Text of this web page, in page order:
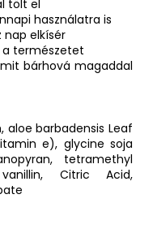
tölt el
használatra is
nap elkísér
a természetet
bárhová magaddal
aloe barbadensis Leaf
e), glycine soja
tetramethyl
vanillin, Citric Acid,